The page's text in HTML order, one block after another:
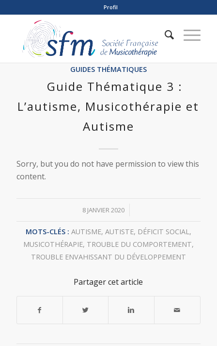
Profil
GUIDES THÉMATIQUES
Guide Thématique 3 :
L’autisme, Musicothérapie et
Autisme
Sorry, but you do not have permission to view this
content.
8 JANVIER 2020
/
MOTS-CLÉS : AUTISME, AUTISTE, DÉFICIT SOCIAL,
MUSICOTHÉRAPIE, TROUBLE DU COMPORTEMENT,
TROUBLE ENVAHISSANT DU DÉVELOPPEMENT
Partager cet article